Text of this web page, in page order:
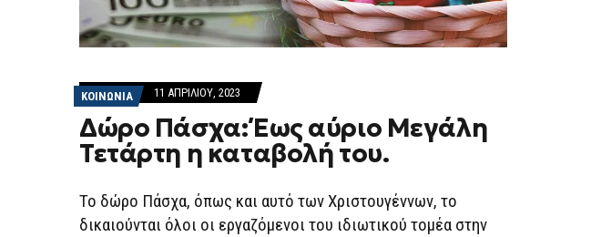
ΚΟΙΝΩΝΙΑ 11 ΑΠΡΙΛΊΟΥ, 2023
Δώρο Πάσχα: Έως αύριο Μεγάλη
Τετάρτη η καταβολή του.
Το δώρο Πάσχα, όπως και αυτό των Χριστουγέννων, το
δικαιούνται όλοι οι εργαζόμενοι του ιδιωτικού τομέα στην